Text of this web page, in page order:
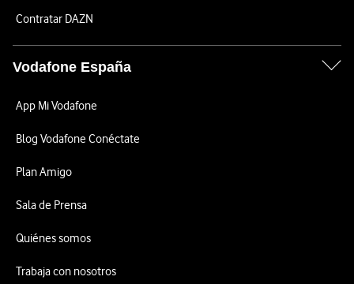
Contratar DAZN
Vodafone España
App Mi Vodafone
Blog Vodafone Conéctate
Plan Amigo
Sala de Prensa
Quiénes somos
Trabaja con nosotros